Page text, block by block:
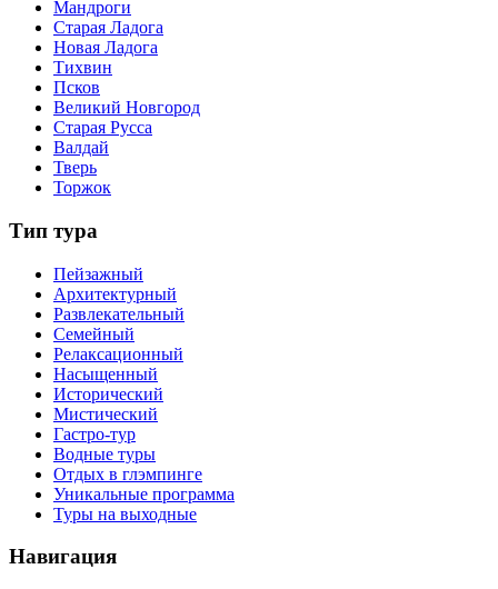
Мандроги
Старая Ладога
Новая Ладога
Тихвин
Псков
Великий Новгород
Старая Русса
Валдай
Тверь
Торжок
Тип тура
Пейзажный
Архитектурный
Развлекательный
Семейный
Релаксационный
Насыщенный
Исторический
Мистический
Гастро-тур
Водные туры
Отдых в глэмпинге
Уникальные программа
Туры на выходные
Навигация